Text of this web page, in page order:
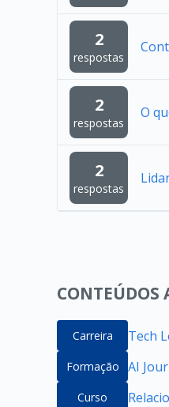
2
respostas
2
respostas
O
2
respostas
CONTEÚDOS
Carreira Tech
Formação AI
Curso